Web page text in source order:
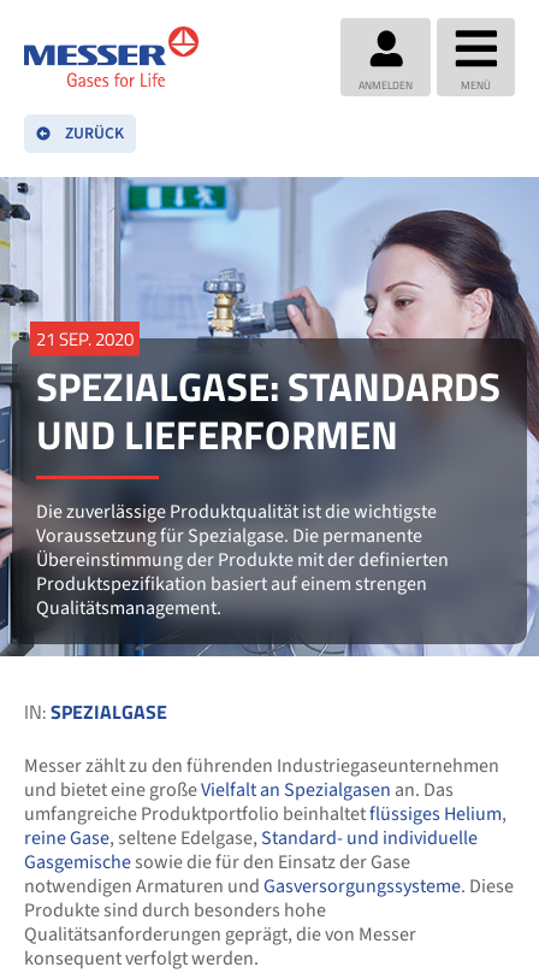
ANMELDEN MENÜ
ZURÜCK
21 SEP. 2020
SPEZIALGASE: STANDARDS
UND LIEFERFORMEN
Die zuverlässige Produktqualität ist die wichtigste
Voraussetzung für Spezialgase. Die permanente
Übereinstimmung der Produkte mit der definierten
Produktspezifikation basiert auf einem strengen
Qualitätsmanagement.
IN:SPEZIALGASE
Messer zählt zu den führenden Industriegaseunternehmen
und bietet eine großeVielfalt an Spezialgasen an. Das
umfangreiche Produktportfolio beinhaltetflüssiges Helium,
reine Gase, seltene Edelgase, Standard- und individuelle
Gasgemischesowie die für den Einsatz der Gase
notwendigen Armaturen undGasversorgungssysteme. Diese
Produkte sind durch besonders hohe
Qualitätsanforderungen geprägt, die von Messer
konsequent verfolgt werden.